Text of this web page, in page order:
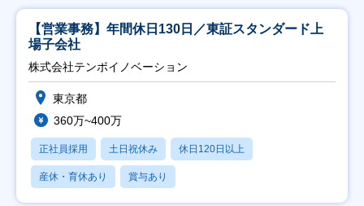
【営業事務】年間休日130日／東証スタンダード上
場子会社
株式会社テンポイノベーション
東京都
360万~400万
正社員採用 土日祝休み 休日120日以上
産休・育休あり 賞与あり